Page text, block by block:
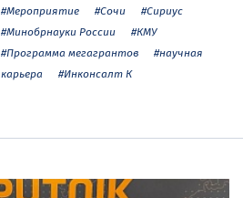
#Мероприятие #Сочи
#Сириус
#Минобрнауки России
#КМУ
#Программа мегагрантов
#научная
карьера
#Инконсалт К